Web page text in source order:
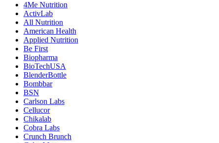
4Me Nutrition
ActivLab
All Nutrition
American Health
Applied Nutrition
Be First
Biopharma
BioTechUSA
BlenderBottle
Bombbar
BSN
Carlson Labs
Cellucor
Chikalab
Cobra Labs
Crunch Brunch